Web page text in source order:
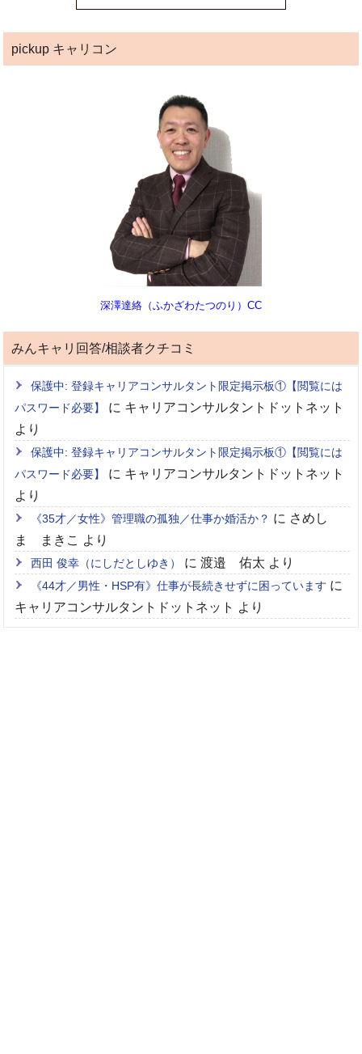
pickup キャリコン
深澤達絡（ふかざわたつのり）CC
みんキャリ回答/相談者クチコミ
保護中: 登録キャリアコンサルタント限定掲示板①【閲覧には
パスワード必要】
に キャリアコンサルタントドットネット
より
保護中: 登録キャリアコンサルタント限定掲示板①【閲覧には
パスワード必要】
に キャリアコンサルタントドットネット
より
《35才／女性》管理職の孤独／仕事か婚活か？ に さめし
ま まきこ より
西田 俊幸（にしだとしゆき） に渡邉 佑太 より
《44才／男性・HSP有》仕事が長続きせずに困っています に
キャリアコンサルタントドットネット より